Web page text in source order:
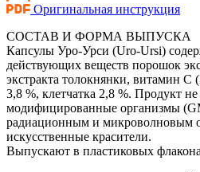
Оригинальная инструкция
СОСТАВ И ФОРМА ВЫПУСКА
Капсулы Уро-Урси (Uro-Ursi)
действующих веществ порошок
экстракта толокнянки, витамин С
3,8 %, клетчатка 2,8 %. Продукт
модифицированные организмы
радиационным и микроволновым
искусственные красители.
Выпускают в пластиковых